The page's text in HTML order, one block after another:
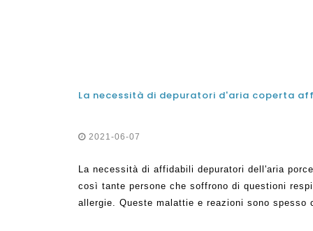
La necessità di depuratori d'aria coperta
2021-06-07
La necessità di affidabili depuratori dell'aria
così tante persone che soffrono di questioni
allergie. Queste malattie e reazioni sono spesso